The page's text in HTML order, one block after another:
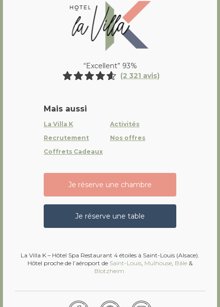
La Villa K Hôtel Spa Restaurant
“Excellent” 93%
(2 321 avis)
Mais aussi
La Villa K
Activités
Recrutement
Nos offres
Coffrets Cadeaux
Je réserve une chambre
Je réserve une table
La Villa K – Hôtel Spa Restaurant 4 étoiles à Saint-Louis (Alsace).
Hôtel proche de l’aéroport de Saint-Louis Mulhouse Bâle &
Blotzheim